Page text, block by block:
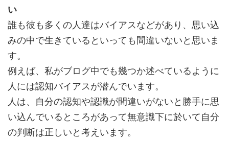
い
誰も彼も多くの人達はバイアスなどがあり、思い込
みの中で生きているといっても間違いないと思いま
す。
例えば、私がブログ中でも幾つか述べているように
人には認知バイアスが潜んでいます。
人は、自分の認知や認識が間違いがないと勝手に思
い込んでいるところがあって無意識下に於いて自分
の判断は正しいと考えいます。